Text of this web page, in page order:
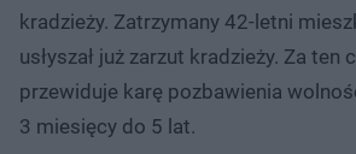
kradzieży. Zatrzymany 42-letni
usłyszał już zarzut kradzieży. Za ten
przewiduje karę pozbawienia
3 miesięcy do 5 lat.